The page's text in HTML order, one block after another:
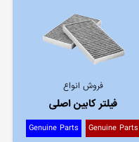
فروش انواع
فیلتر کابین اصلی
Genuine Parts
Genuine Parts